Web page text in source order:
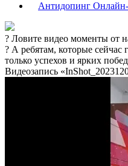
Антидопинг
? Ловите видео моменты от
?️ А ребятам, которые сейчас
только успехов и ярких
Видеозапись